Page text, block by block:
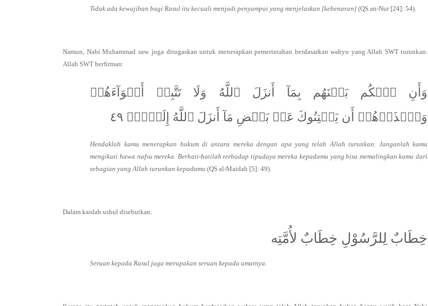
Tidak ada kewajiban bagi Rasul itu kecuali menjadi penyampai yang menjelaskan [kebenaran] (QS an-Nur [24]: 54).
Namun, Nabi Muhammad saw. juga ditugaskan untuk menerapkan pemerintahan berdasarkan wahyu yang Allah SWT turunkan.
Allah SWT berfirman:
وَأَنِ ٱحۡكُم بَيۡنَهُم بِمَآ أَنزَلَ ٱللَّهُ وَلَا تَتَّبِعۡ أَهۡوَآءَهُمۡ
وَٱحۡذَرۡهُمۡ أَن يَفۡتِنُوكَ عَنۢ بَعۡضِ مَآ أَنزَلَ ٱللَّهُ إِلَيۡكَۖ ٤٩
Hendaklah kamu menerapkan hukum di antara mereka dengan apa yang telah Allah turunkan. Janganlah kamu
mengikuti hawa nafsu mereka. Berhati-hatilah terhadap tipudaya mereka kepadamu yang bisa memalingkan kamu dari
sebagian yang Allah turunkan kepadamu(QS al-Maidah [5]: 49).
Dalam kaidah ushul disebutkan:
خِطَابٌ لِلرَّسُوْلِ خِطَابٌ لأُمَّتِه
Seruan kepada Rasul juga merupakan seruan kepada umatnya.